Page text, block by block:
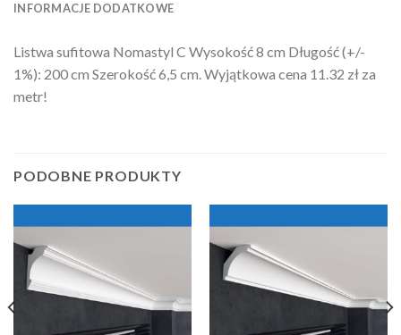
INFORMACJE DODATKOWE
Listwa sufitowa Nomastyl C Wysokość 8 cm Długość (+/-
1%): 200 cm Szerokość 6,5 cm. Wyjątkowa cena 11.32 zł za
metr!
PODOBNE PRODUKTY